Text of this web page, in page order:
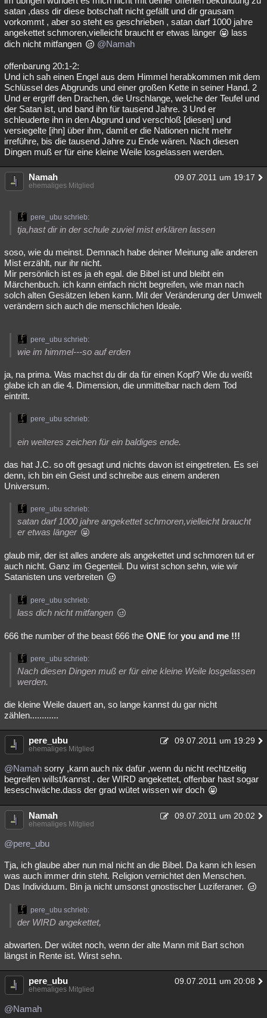
satan ,dass dir diese botschaft nicht gefällt und dir grausam
vorkommt , aber so steht es geschrieben , satan darf 1000 jahre
angekettet schmoren,vielleicht braucht er etwas länger
lass
dich nicht mitfangen
@Namah
offenbarung 20:1-2:
Und ich sah einen Engel aus dem Himmel herabkommen mit dem
Schlüssel des Abgrunds und einer großen Kette in seiner Hand. 2
Und er ergriff den Drachen, die Urschlange, welche der Teufel und
der Satan ist, und band ihn für tausend Jahre. 3 Und er
schleuderte ihn in den Abgrund und verschloß [diesen] und
versiegelte [ihn] über ihm, damit er die Nationen nicht mehr
irreführe, bis die tausend Jahre zu Ende wären. Nach diesen
Dingen muß er für eine kleine Weile losgelassen werden.
Namah 09.07.2011 um 19:17
ehemaliges Mitglied
pere_ubu schrieb:
tja,hast dir in der schule zuviel mist erklären lassen
soso, wie du meinst. Demnach habe deiner Meinung alle anderen
Mist erzählt, nur ihr nicht.
Mir persönlich ist es ja eh egal. die Bibel ist und bleibt ein
Märchenbuch. ich kann einfach nicht begreifen, wie man nach
solch alten Gesätzen leben kann. Mit der Veränderung der Umwelt
verändern sich auch die menschlichen Ideale.
pere_ubu schrieb:
wie im himmel---so auf erden
ja, na prima. Was machst du dir da für einen Kopf? Wie du weißt
glabe ich an die 4. Dimension, die unmittelbar nach dem Tod
eintritt.
pere_ubu schrieb:
ein weiteres zeichen für ein baldiges ende.
das hat J.C. so oft gesagt und nichts davon ist eingetreten. Es sei
denn, ich bin ein Geist und schreibe aus einem anderen
Universum.
pere_ubu schrieb:
satan darf 1000 jahre angekettet schmoren,vielleicht braucht
er etwas länger
glaub mir, der ist alles andere als angekettet und schmoren tut er
auch nicht. Ganz im Gegenteil. Du wirst schon sehn, wie wir
Satanisten uns verbreiten
pere_ubu schrieb:
lass dich nicht mitfangen
666 the number of the beast 666 the ONE for you and me !!!
pere_ubu schrieb:
Nach diesen Dingen muß er für eine kleine Weile losgelassen
werden.
die kleine Weile dauert an, so lange kannst du gar nicht
zählen............
pere_ubu 09.07.2011 um 19:29
ehemaliges Mitglied
@Namah sorry ,kann auch nix dafür ,wenn du nicht rechtzeitig
begreifen willst/kannst . der WIRD angekettet, offenbar hast sogar
leseschwäche.dass der grad wütet wissen wir doch
Namah 09.07.2011 um 20:02
ehemaliges Mitglied
@pere_ubu
Tja, ich glaube aber nun mal nicht an die Bibel. Da kann ich lesen
was auch immer drin steht. Religion vernichtet den Menschen.
Das Individuum. Bin ja nicht umsonst gnostischer Luziferaner.
pere_ubu schrieb:
der WIRD angekettet,
abwarten. Der wütet noch, wenn der alte Mann mit Bart schon
längst in Rente ist. Wirst sehn.
pere_ubu 09.07.2011 um 20:08
ehemaliges Mitglied
@Namah